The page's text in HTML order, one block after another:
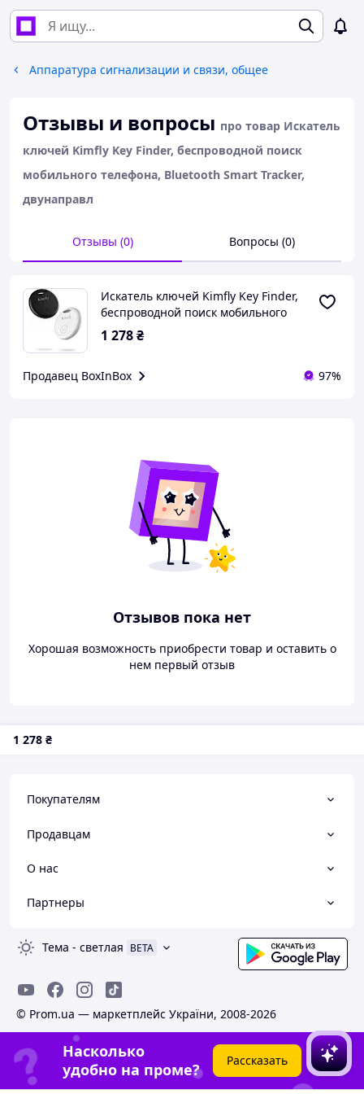
Аппаратура сигнализации и связи, общее
Отзывы и вопросы про товар Искатель
ключей Kimfly Key Finder, беспроводной поиск
мобильного телефона, Bluetooth Smart Tracker,
двунаправл
Отзывы (0) Вопросы (0)
Отзывов пока нет
Хорошая возможность приобрести товар и оставить о
нем первый отзыв
Искатель ключей Kimfly Key Finder,
беспроводной поиск мобильного
телефона, Bluetooth Smart Tracker,
двунаправл
1 278₴
Продавец BoxInBox 97%
1 278 ₴
Покупателям
Продавцам
О нас
Партнеры
Тема - светлая BETA
© Prom.ua — маркетплейс України, 2008-2026
Насколько
удобно на проме?
Рассказать